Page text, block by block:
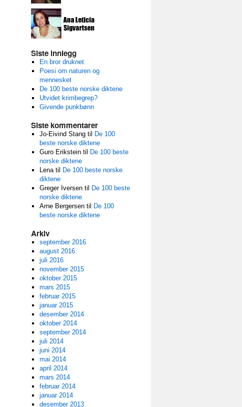
Siste innlegg
En bror druknet
Poesi om naturen og
mennesket
De 100 beste norske diktene
Utvidet krimbegrep?
Givende punkbønn
Siste kommentarer
Jo-Eivind Stangtil
De 100
beste norske diktene
Guro Eriksteintil
De 100 beste
norske diktene
Lenatil
De 100 beste norske
diktene
Greger Iversentil
De 100 beste
norske diktene
Arne Bergersentil
De 100
beste norske diktene
Arkiv
september 2016
august 2016
juli 2016
november 2015
oktober 2015
mars 2015
februar 2015
januar 2015
desember 2014
oktober 2014
september 2014
juli 2014
juni 2014
mai 2014
april 2014
mars 2014
februar 2014
januar 2014
desember 2013